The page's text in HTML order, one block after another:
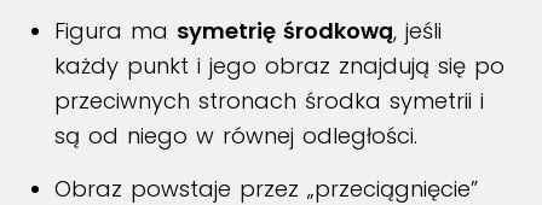
Figura ma symetrię środkową, jeśli
każdy punkt i jego obraz znajdują się po
przeciwnych stronach środka symetrii i
są od niego w równej odległości.
Obraz powstaje przez „przeciągnięcie”